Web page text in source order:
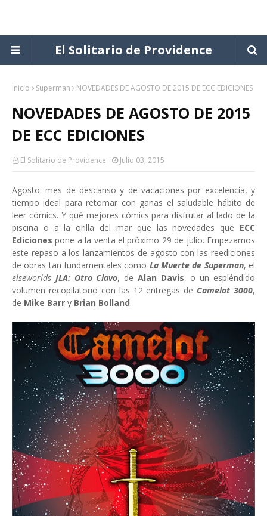
El Solitario de Providence
Inicio Superman NOVEDADES DE AGOSTO DE 2015 DE ECC EDICIONES
NOVEDADES DE AGOSTO DE 2015
DE ECC EDICIONES
El Solitario de Providence Julio 03, 2015
Agosto: mes de descanso y de vacaciones por excelencia, y
tiempo ideal para retomar con ganas el saludable hábito de
leer cómics. Y qué mejores cómics para disfrutar al lado de la
piscina o a la orilla del mar que las novedades que ECC
Ediciones pone a la venta el próximo 29 de julio. Empezamos
este repaso a los lanzamientos de agosto con las reediciones
de obras tan fundamentales como La Muerte de Superman, el
elseworlds JLA: Otro Clavo, de Alan Davis, o un espléndido
volumen recopilatorio con las 12 entregas de Camelot 3000,
de Mike Barr y Brian Bolland.